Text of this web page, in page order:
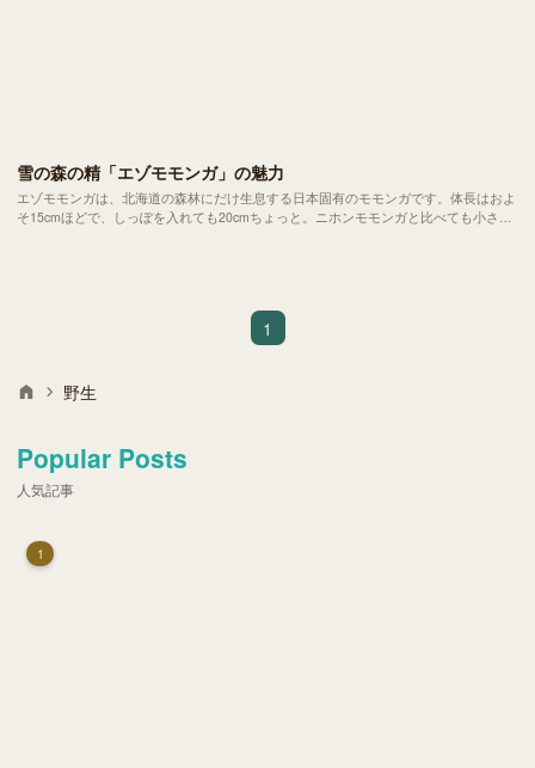
雪の森の精「エゾモモンガ」の魅力
エゾモモンガは、北海道の森林にだけ生息する日本固有のモモンガです。体長はおよ
そ15cmほどで、しっぽを入れても20cmちょっと。ニホンモモンガと比べても小さな
1
野生
Popular Posts
人気記事
1